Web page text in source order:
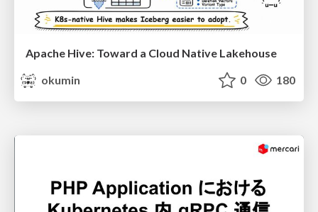
Apache Hive: Toward a Cloud Native Lakehouse
okumin
0 180